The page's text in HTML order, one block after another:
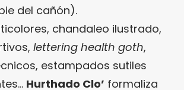
del cañón).
chandaleo ilustrado,
lettering health goth,
estampados sutiles
Hurthado Clo’ formaliza